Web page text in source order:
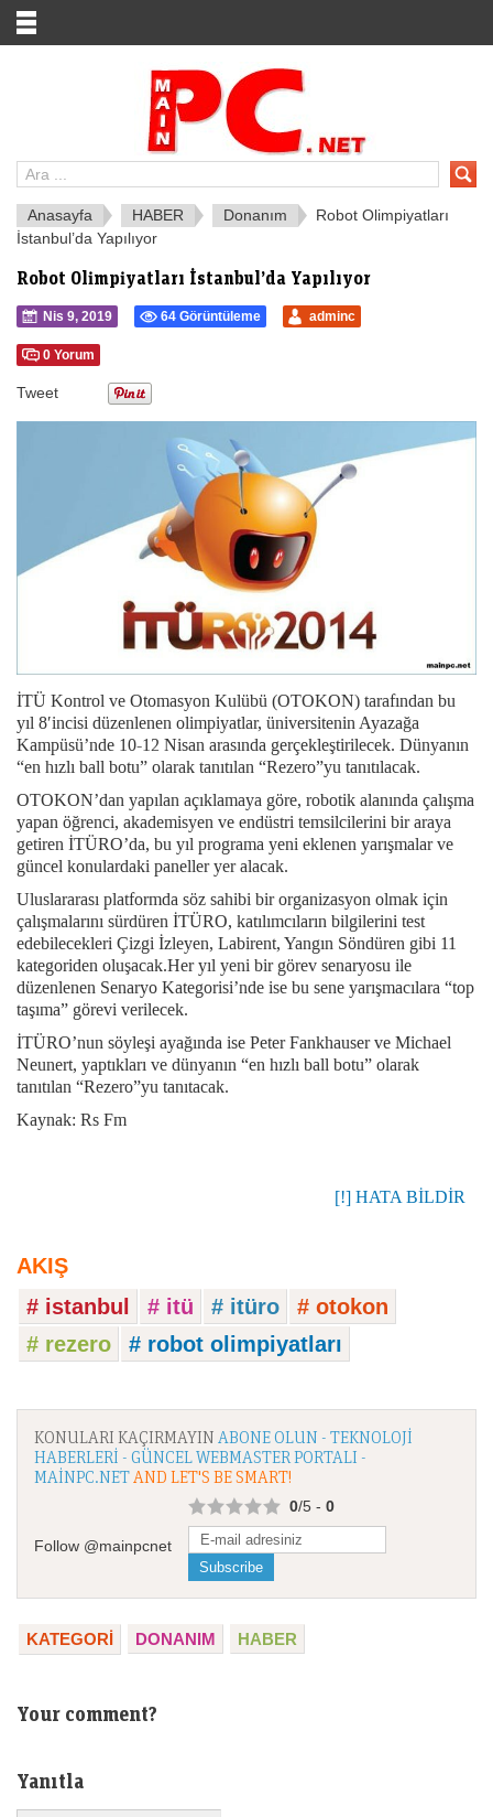
Anasayfa HABER Donanım
Robot Olimpiyatları
İstanbul’da Yapılıyor
Robot Olimpiyatları İstanbul’da Yapılıyor
Nis 9, 2019 64 Görüntüleme adminc
0 Yorum
Tweet
İTÜ Kontrol ve Otomasyon Kulübü (OTOKON) tarafından bu
yıl 8′incisi düzenlenen olimpiyatlar, üniversitenin Ayazağa
Kampüsü’nde 10-12 Nisan arasında gerçekleştirilecek. Dünyanın
“en hızlı ball botu” olarak tanıtılan “Rezero”yu tanıtılacak.
OTOKON’dan yapılan açıklamaya göre, robotik alanında çalışma
yapan öğrenci, akademisyen ve endüstri temsilcilerini bir araya
getiren İTÜRO’da, bu yıl programa yeni eklenen yarışmalar ve
güncel konulardaki paneller yer alacak.
Uluslararası platformda söz sahibi bir organizasyon olmak için
çalışmalarını sürdüren İTÜRO, katılımcıların bilgilerini test
edebilecekleri Çizgi İzleyen, Labirent, Yangın Söndüren gibi 11
kategoriden oluşacak.Her yıl yeni bir görev senaryosu ile
düzenlenen Senaryo Kategorisi’nde ise bu sene yarışmacılara “top
taşıma” görevi verilecek.
İTÜRO’nun söyleşi ayağında ise Peter Fankhauser ve Michael
Neunert, yaptıkları ve dünyanın “en hızlı ball botu” olarak
tanıtılan “Rezero”yu tanıtacak.
Kaynak: Rs Fm
[!] HATA BİLDİR
AKIŞ
# istanbul
# itü # itüro
# otokon
# rezero
# robot olimpiyatları
KONULARI KAÇIRMAYIN ABONE OLUN - TEKNOLOJI
HABERLERI - GÜNCEL WEBMASTER PORTALI -
MAINPC.NET AND LET'S BE SMART!
Follow @mainpcnet
0/5 - 0
KATEGORI DONANIM HABER
Your comment?
Yanıtla